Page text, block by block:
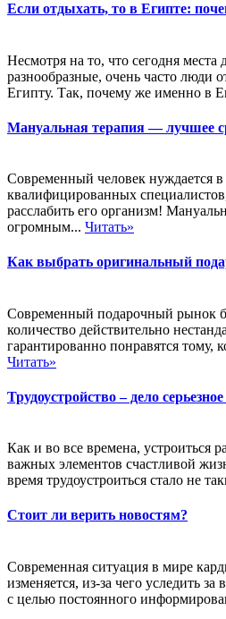
Если отдыхать, то в Египте:
Несмотря на то, что сегодня места
разнообразные, очень часто люди
Египту. Так, почему же именно в
Мануальная терапия — лучшее
Современный человек нуждается
квалифицированных
расслабить его организм!
огромным... Читать»
Как выбрать оригинальный
Современный подарочный рынок
количество действительно
гарантированно понравятся тому,
Читать»
Трудоустройство – дело
Как и во все времена, устроиться
важных элементов счастливой
время трудоустроиться стало не
Стоит ли верить новостям?
Современная ситуация в мире
изменяется, из-за чего уследить
с целью постоянного